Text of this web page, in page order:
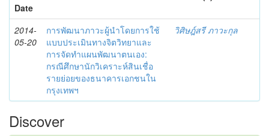
Date
2014-
05-20
การพัฒนาภาวะผู้นำโดยการใช้
แบบประเมินทางจิตวิทยาและ
การจัดทำแผนพัฒนาตนเอง:
กรณีศึกษานักวิเคราะห์สินเชื่อ
รายย่อยของธนาคารเอกชนใน
กรุงเทพฯ
วิศิษฎ์สรี ภาวะกุล
Discover